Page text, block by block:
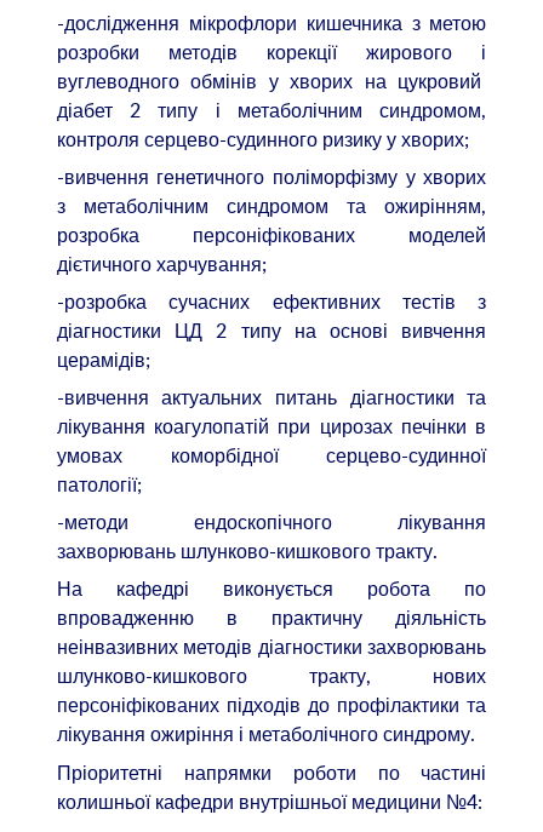
-дослідження мікрофлори кишечника з метою
розробки методів корекції жирового і
вуглеводного обмінів у хворих на цукровий
діабет 2 типу і метаболічним синдромом,
контроля серцево-судинного ризику у хворих;
-вивчення генетичного поліморфізму у хворих
з метаболічним синдромом та ожирінням,
розробка персоніфікованих моделей
дієтичного харчування;
-розробка сучасних ефективних тестів з
діагностики ЦД 2 типу на основі вивчення
церамідів;
-вивчення актуальних питань діагностики та
лікування коагулопатій при цирозах печінки в
умовах коморбідної серцево-судинної
патології;
-методи ендоскопічного лікування
захворювань шлунково-кишкового тракту.
На кафедрі виконується робота по
впровадженню в практичну діяльність
неінвазивних методів діагностики захворювань
шлунково-кишкового тракту, нових
персоніфікованих підходів до профілактики та
лікування ожиріння і метаболічного синдрому.
Пріоритетні напрямки роботи по частині
колишньої кафедри внутрішньої медицини №4: